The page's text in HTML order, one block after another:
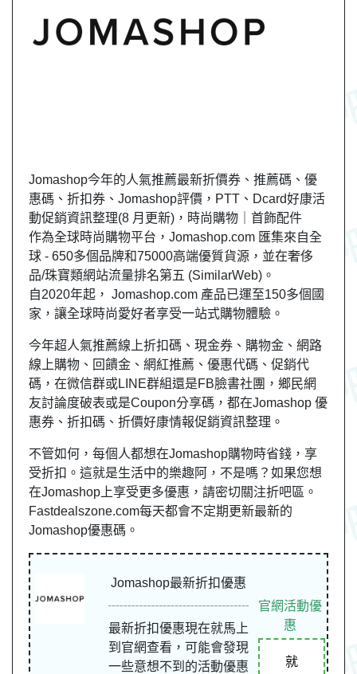
Jomashop今年的人氣推薦最新折價券、推薦碼、優
惠碼、折扣券、Jomashop評價，PTT、Dcard好康活
動促銷資訊整理(8 月更新)，時尚購物｜首飾配件
作為全球時尚購物平台，Jomashop.com 匯集來自全
球 - 650多個品牌和75000高端優質貨源，並在奢侈
品/珠寶類網站流量排名第五 (SimilarWeb)。
自2020年起， Jomashop.com 產品已運至150多個國
家，讓全球時尚愛好者享受一站式購物體驗。
今年超人氣推薦線上折扣碼、現金券、購物金、網路
線上購物、回饋金、網紅推薦、優惠代碼、促銷代
碼，在微信群或LINE群組還是FB臉書社團，鄉民網
友討論度破表或是Coupon分享碼，都在Jomashop 優
惠券、折扣碼、折價好康情報促銷資訊整理。
不管如何，每個人都想在Jomashop購物時省錢，享
受折扣。這就是生活中的樂趣阿，不是嗎？如果您想
在Jomashop上享受更多優惠，請密切關注折吧區。
Fastdealszone.com每天都會不定期更新最新的
Jomashop優惠碼。
Jomashop最新折扣優惠
最新折扣優惠現在就馬上
到官網查看，可能會發現
一些意想不到的活動優惠
官網活動優
惠
就